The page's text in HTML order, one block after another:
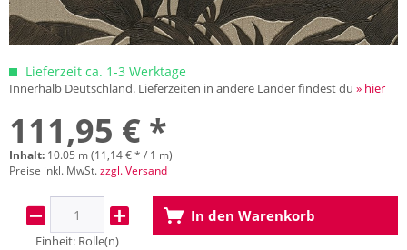
Lieferzeit ca. 1-3 Werktage
Innerhalb Deutschland. Lieferzeiten in andere Länder findest du » hier
111,95 € *
Inhalt: 10.05 m (11,14 € * / 1 m)
Preise inkl. MwSt.zzgl. Versand
Einheit: Rolle(n)
In den Warenkorb